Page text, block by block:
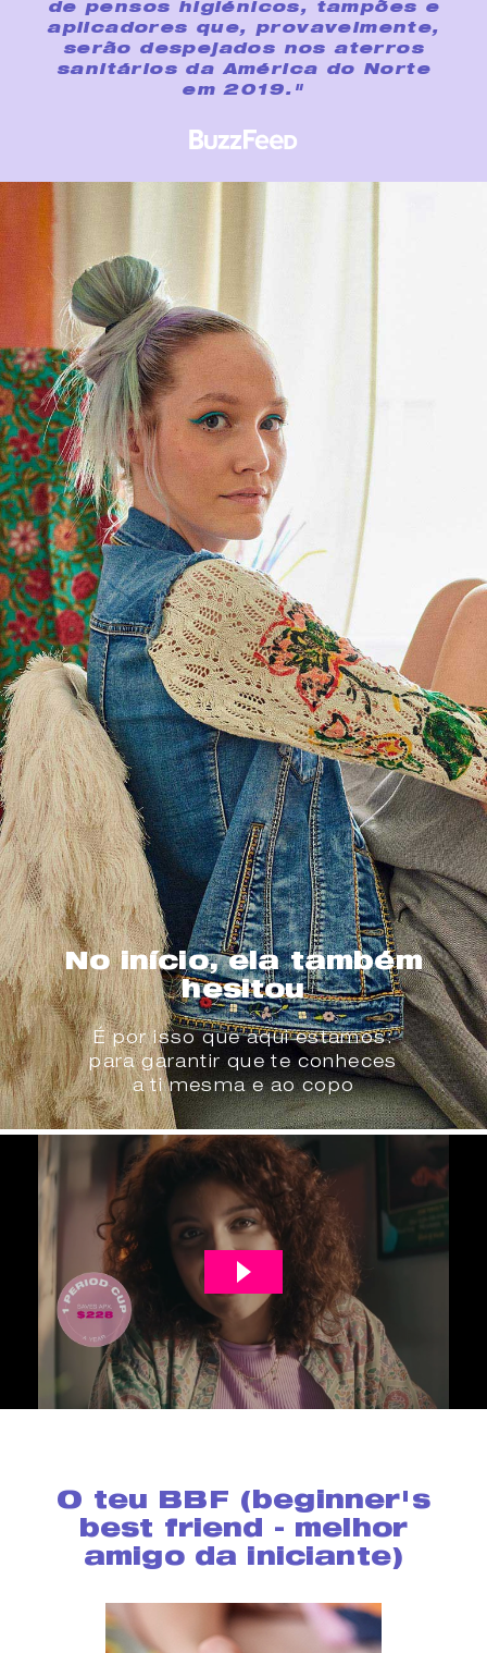
de pensos higiénicos, tampões e
aplicadores que, provavelmente,
serão despejados nos aterros
sanitários da América do Norte
em 2019."
No início, ela também
hesitou
É por isso que aqui estamos:
para garantir que te conheces
a ti mesma e ao copo
O teu BBF (beginner's
best friend - melhor
amigo da iniciante)